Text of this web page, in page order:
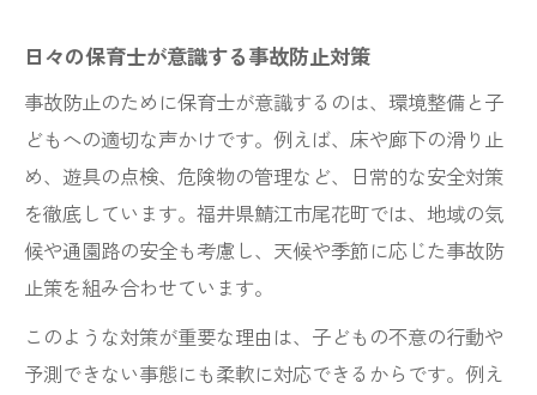
日々の保育士が意識する事故防止対策
事故防止のために保育士が意識するのは、環境整備と子
どもへの適切な声かけです。例えば、床や廊下の滑り止
め、遊具の点検、危険物の管理など、日常的な安全対策
を徹底しています。福井県鯖江市尾花町では、地域の気
候や通園路の安全も考慮し、天候や季節に応じた事故防
止策を組み合わせています。
このような対策が重要な理由は、子どもの不意の行動や
予測できない事態にも柔軟に対応できるからです。例え